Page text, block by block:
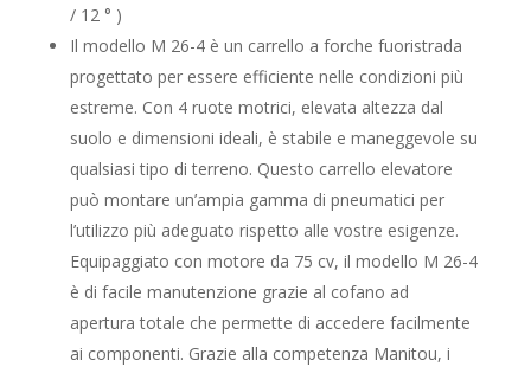
/ 12 ° )
Il modello M 26-4 è un carrello a forche fuoristrada
progettato per essere efficiente nelle condizioni più
estreme. Con 4 ruote motrici, elevata altezza dal
suolo e dimensioni ideali, è stabile e maneggevole su
qualsiasi tipo di terreno. Questo carrello elevatore
può montare un’ampia gamma di pneumatici per
l’utilizzo più adeguato rispetto alle vostre esigenze.
Equipaggiato con motore da 75 cv, il modello M 26-4
è di facile manutenzione grazie al cofano ad
apertura totale che permette di accedere facilmente
ai componenti. Grazie alla competenza Manitou, i